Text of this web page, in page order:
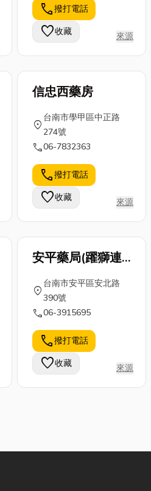
call撥打電話
favorite收藏 來源
信忠西藥房
location_on
台南市學甲區中正路
274號
call06-7832363
call撥打電話
favorite收藏 來源
安平藥局(躍獅連
鎖藥局)
location_on
台南市安平區安北路
390號
call06-3915695
call撥打電話
favorite收藏 來源